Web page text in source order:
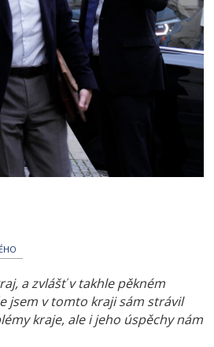
a zvlášť v takhle pěkném
jsem v tomto kraji sám strávil
kraje, ale i jeho úspěchy nám